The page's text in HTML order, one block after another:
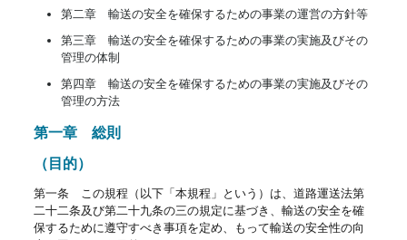
第二章 輸送の安全を確保するための事業の運営の方針等
第三章 輸送の安全を確保するための事業の実施及びその
管理の体制
第四章 輸送の安全を確保するための事業の実施及びその
管理の方法
第一章 総則
（目的）
第一条 この規程（以下「本規程」という）は、道路運送法第
二十二条及び第二十九条の三の規定に基づき、輸送の安全を確
保するために遵守すべき事項を定め、もって輸送の安全性の向